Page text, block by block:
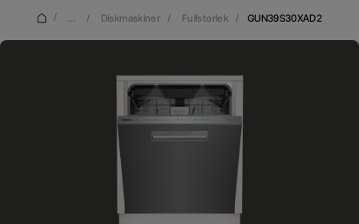
/ ... / Diskmaskiner / Fullstorlek / GUN39S30XAD2